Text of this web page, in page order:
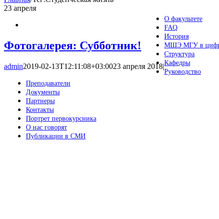
23 апреля
Фотогалерея: Субботник!
admin2019-02-13T12:11:08+03:0023 апреля 2018|
О факультете
FAQ
История
МШЭ МГУ в
Структура
Кафедры
Руководство
Преподаватели
Документы
Партнеры
Контакты
Портрет первокурсника
О нас говорят
Публикации в СМИ